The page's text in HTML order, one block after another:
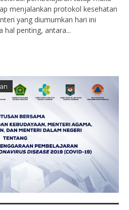
menjalankan protokol kesehatan
yang diumumkan hari ini
hal penting, antara...